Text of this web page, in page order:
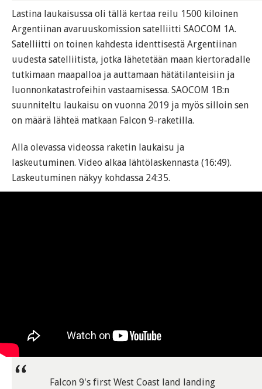
Lastina laukaisussa oli tällä kertaa reilu 1500 kiloinen
Argentiinan avaruuskomission satelliitti SAOCOM 1A.
Satelliitti on toinen kahdesta identtisestä Argentiinan
uudesta satelliitista, jotka lähetetään maan kiertoradalle
tutkimaan maapalloa ja auttamaan hätätilanteisiin ja
luonnonkatastrofeihin vastaamisessa. SAOCOM 1B:n
suunniteltu laukaisu on vuonna 2019 ja myös silloin sen
on määrä lähteä matkaan Falcon 9-raketilla.
Alla olevassa videossa raketin laukaisu ja
laskeutuminen. Video alkaa lähtölaskennasta (16:49).
Laskeutuminen näkyy kohdassa 24:35.
Falcon 9's first West Coast land landing